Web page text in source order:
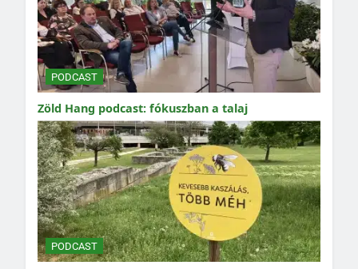
PODCAST
Zöld Hang podcast: fókuszban a talaj
PODCAST